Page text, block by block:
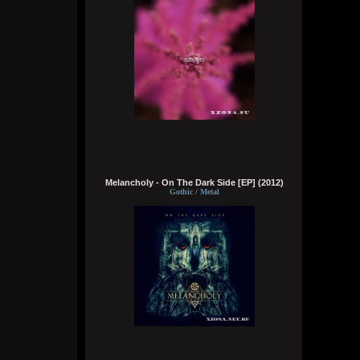
Wirtuozik
Сегодня в 16:04:18
Речь про данный момент. На данный
момент где я клянчу и кого? А тогда денег
было ноль, а пива хотелось, коль кидали,
я и брал...) надо было мне не кидать и
все, я бы и не просил тогда более
Кукуня,
ясно, пидор. Я же просто чтобы ты
посмотрел на мои какахи на волосах.
Ради тебя ведь стараюсь
Wirtuozik
Сегодня в 16:00:17
Brenton Trollant,
Заманчивое предложение, но в меня
нынче не стоит и тем более на Сталина,
Melancholy - On The Dark Side [EP] (2012)
Gothic / Metal